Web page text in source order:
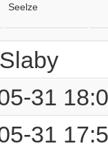
Seelze
31
31